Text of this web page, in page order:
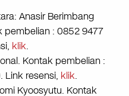
Anasir Berimbang
pembelian : 0852 9477
klik.
Kontak pembelian :
Link resensi, klik.
Kyoosyutu. Kontak